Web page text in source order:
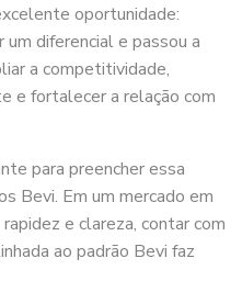
oportunidade:
diferencial e passou a
a competitividade,
e fortalecer a relação com
para preencher essa
Bevi. Em um mercado em
e clareza, contar com
ao padrão Bevi faz